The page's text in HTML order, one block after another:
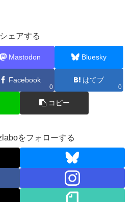
シェアする
Mastodon Bluesky
Facebook
0
はてブ
0
コピー
をフォローする